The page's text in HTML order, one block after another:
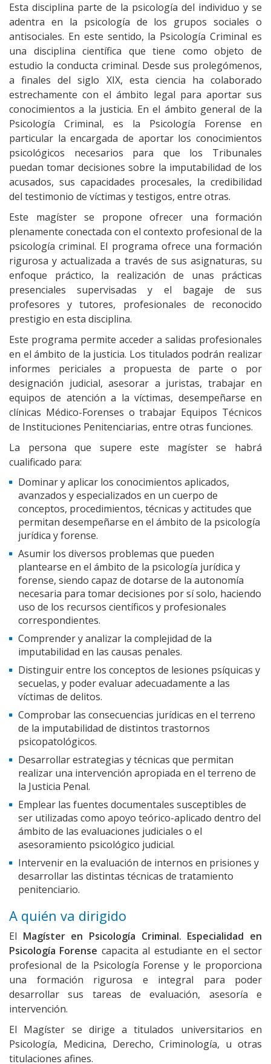
Esta disciplina parte de la psicología del individuo y se
adentra en la psicología de los grupos sociales o
antisociales. En este sentido, la Psicología Criminal es
una disciplina científica que tiene como objeto de
estudio la conducta criminal. Desde sus prolegómenos,
a finales del siglo XIX, esta ciencia ha colaborado
estrechamente con el ámbito legal para aportar sus
conocimientos a la justicia. En el ámbito general de la
Psicología Criminal, es la Psicología Forense en
particular la encargada de aportar los conocimientos
psicológicos necesarios para que los Tribunales
puedan tomar decisiones sobre la imputabilidad de los
acusados, sus capacidades procesales, la credibilidad
del testimonio de víctimas y testigos, entre otras.
Este magíster se propone ofrecer una formación
plenamente conectada con el contexto profesional de la
psicología criminal. El programa ofrece una formación
rigurosa y actualizada a través de sus asignaturas, su
enfoque práctico, la realización de unas prácticas
presenciales supervisadas y el bagaje de sus
profesores y tutores, profesionales de reconocido
prestigio en esta disciplina.
Este programa permite acceder a salidas profesionales
en el ámbito de la justicia. Los titulados podrán realizar
informes periciales a propuesta de parte o por
designación judicial, asesorar a juristas, trabajar en
equipos de atención a la víctimas, desempeñarse en
clínicas Médico-Forenses o trabajar Equipos Técnicos
de Instituciones Penitenciarias, entre otras funciones.
La persona que supere este magíster se habrá
cualificado para:
Dominar y aplicar los conocimientos aplicados,
avanzados y especializados en un cuerpo de
conceptos, procedimientos, técnicas y actitudes que
permitan desempeñarse en el ámbito de la psicología
jurídica y forense.
Asumir los diversos problemas que pueden
plantearse en el ámbito de la psicología jurídica y
forense, siendo capaz de dotarse de la autonomía
necesaria para tomar decisiones por sí solo, haciendo
uso de los recursos científicos y profesionales
correspondientes.
Comprender y analizar la complejidad de la
imputabilidad en las causas penales.
Distinguir entre los conceptos de lesiones psíquicas y
secuelas, y poder evaluar adecuadamente a las
víctimas de delitos.
Comprobar las consecuencias jurídicas en el terreno
de la imputabilidad de distintos trastornos
psicopatológicos.
Desarrollar estrategias y técnicas que permitan
realizar una intervención apropiada en el terreno de
la Justicia Penal.
Emplear las fuentes documentales susceptibles de
ser utilizadas como apoyo teórico-aplicado dentro del
ámbito de las evaluaciones judiciales o el
asesoramiento psicológico judicial.
Intervenir en la evaluación de internos en prisiones y
desarrollar las distintas técnicas de tratamiento
penitenciario.
A quién va dirigido
El Magíster en Psicología Criminal. Especialidad en
Psicología Forense capacita al estudiante en el sector
profesional de la Psicología Forense y le proporciona
una formación rigurosa e integral para poder
desarrollar sus tareas de evaluación, asesoría e
intervención.
El Magíster se dirige a titulados universitarios en
Psicología, Medicina, Derecho, Criminología, u otras
titulaciones afines.